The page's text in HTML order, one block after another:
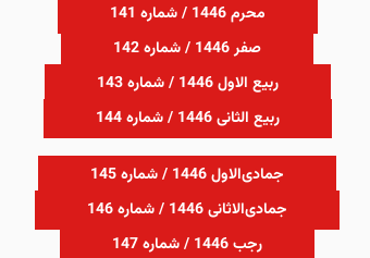
محرم 1446 / شماره 141
صفر 1446 / شماره 142
ربیع الاول 1446 / شماره 143
ربیع الثانی 1446 / شماره 144
جمادی‌الاول 1446 / شماره 145
جمادی‌الاثانی 1446 / شماره 146
رجب 1446 / شماره 147